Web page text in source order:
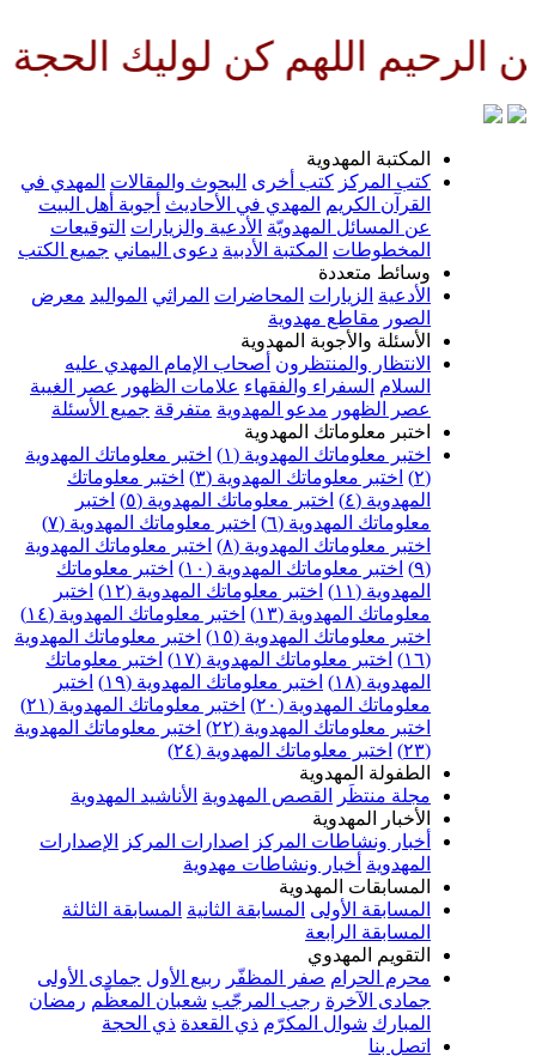
كن لوليك الحجة بن الحسن
المهدوية
كتب أخرى البحوث والمقالات المهدي في
المهدي في الأحاديث أجوبة أهل البيت
المسائل المهدويّة الأدعية والزيارات التوقيعات
المكتبة الأدبية دعوى اليماني جميع الكتب
متعددة
الزيارات المحاضرات المراثي المواليد معرض
مقاطع مهدوية
والأجوبة المهدوية
والمنتظرون أصحاب الإمام المهدي عليه
السفراء والفقهاء علامات الظهور عصر الغيبة
مدعو المهدوية متفرقة جميع الأسئلة
معلوماتك المهدوية
معلوماتك المهدوية (١)
اختبر معلوماتك المهدوية
اختبر معلوماتك المهدوية (٣)
اختبر معلوماتك
اختبر معلوماتك المهدوية (٥)
اختبر
المهدوية (٦)
اختبر معلوماتك المهدوية (٧)
معلوماتك المهدوية (٨)
اختبر معلوماتك المهدوية
اختبر معلوماتك المهدوية (١٠)
اختبر معلوماتك
اختبر معلوماتك المهدوية (١٢)
اختبر
المهدوية (١٣)
اختبر معلوماتك المهدوية (١٤)
معلوماتك المهدوية (١٥)
اختبر معلوماتك المهدوية
اختبر معلوماتك المهدوية (١٧)
اختبر معلوماتك
اختبر معلوماتك المهدوية (١٩)
اختبر
المهدوية (٢٠)
اختبر معلوماتك المهدوية (٢١)
معلوماتك المهدوية (٢٢)
اختبر معلوماتك المهدوية
اختبر معلوماتك المهدوية (٢٤)
المهدوية
منتظَر
القصص المهدوية الأناشيد المهدوية
المهدوية
ونشاطات المركز اصدارات المركز الإصدارات
أخبار ونشاطات مهدوية
المهدوية
الأولى المسابقة الثانية المسابقة الثالثة
الرابعة
المهدوي
الحرام
صفر المظفّر ربيع الأول جمادى الأولى
رجب المرجّب شعبان المعظّم رمضان
شوال المكرّم ذي القعدة ذي الحجة